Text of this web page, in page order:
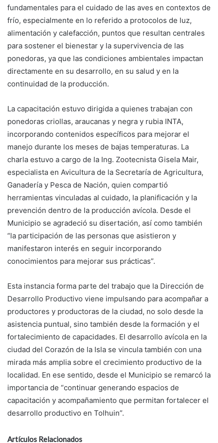
fundamentales para el cuidado de las aves en contextos de
frío, especialmente en lo referido a protocolos de luz,
alimentación y calefacción, puntos que resultan centrales
para sostener el bienestar y la supervivencia de las
ponedoras, ya que las condiciones ambientales impactan
directamente en su desarrollo, en su salud y en la
continuidad de la producción.
La capacitación estuvo dirigida a quienes trabajan con
ponedoras criollas, araucanas y negra y rubia INTA,
incorporando contenidos específicos para mejorar el
manejo durante los meses de bajas temperaturas. La
charla estuvo a cargo de la Ing. Zootecnista Gisela Mair,
especialista en Avicultura de la Secretaría de Agricultura,
Ganadería y Pesca de Nación, quien compartió
herramientas vinculadas al cuidado, la planificación y la
prevención dentro de la producción avícola. Desde el
Municipio se agradeció su disertación, así como también
“la participación de las personas que asistieron y
manifestaron interés en seguir incorporando
conocimientos para mejorar sus prácticas”.
Esta instancia forma parte del trabajo que la Dirección de
Desarrollo Productivo viene impulsando para acompañar a
productores y productoras de la ciudad, no solo desde la
asistencia puntual, sino también desde la formación y el
fortalecimiento de capacidades. El desarrollo avícola en la
ciudad del Corazón de la Isla se vincula también con una
mirada más amplia sobre el crecimiento productivo de la
localidad. En ese sentido, desde el Municipio se remarcó la
importancia de “continuar generando espacios de
capacitación y acompañamiento que permitan fortalecer el
desarrollo productivo en Tolhuin”.
Artículos Relacionados